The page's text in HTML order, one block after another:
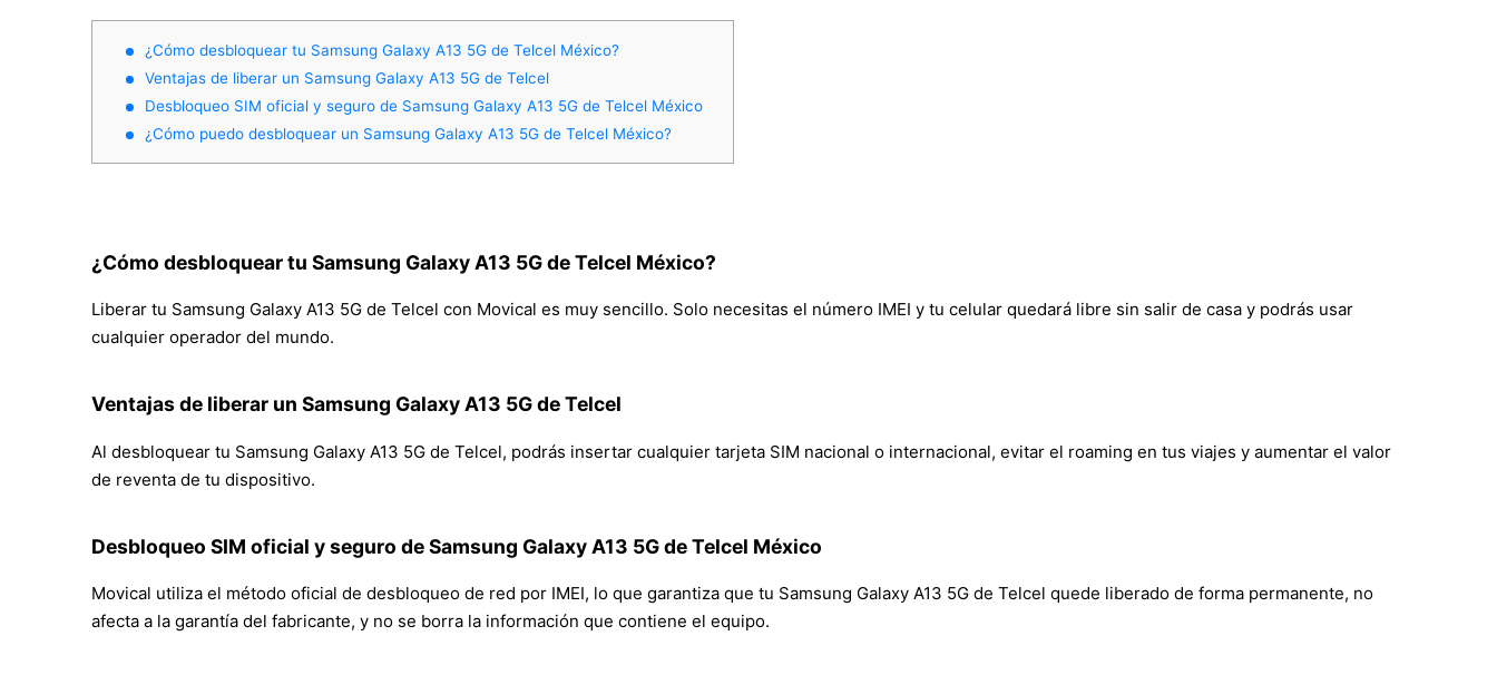
¿Cómo desbloquear tu Samsung Galaxy A13 5G de Telcel México?
Ventajas de liberar un Samsung Galaxy A13 5G de Telcel
Desbloqueo SIM oficial y seguro de Samsung Galaxy A13 5G de Telcel México
¿Cómo puedo desbloquear un Samsung Galaxy A13 5G de Telcel México?
¿Cómo desbloquear tu Samsung Galaxy A13 5G de Telcel México?
Liberar tu Samsung Galaxy A13 5G de Telcel con Movical es muy sencillo. Solo necesitas el número IMEI y tu celular quedará libre sin salir de casa y podrás usar
cualquier operador del mundo.
Ventajas de liberar un Samsung Galaxy A13 5G de Telcel
Al desbloquear tu Samsung Galaxy A13 5G de Telcel, podrás insertar cualquier tarjeta SIM nacional o internacional, evitar el roaming en tus viajes y aumentar el valor
de reventa de tu dispositivo.
Desbloqueo SIM oficial y seguro de Samsung Galaxy A13 5G de Telcel México
Movical utiliza el método oficial de desbloqueo de red por IMEI, lo que garantiza que tu Samsung Galaxy A13 5G de Telcel quede liberado de forma permanente, no
afecta a la garantía del fabricante, y no se borra la información que contiene el equipo.